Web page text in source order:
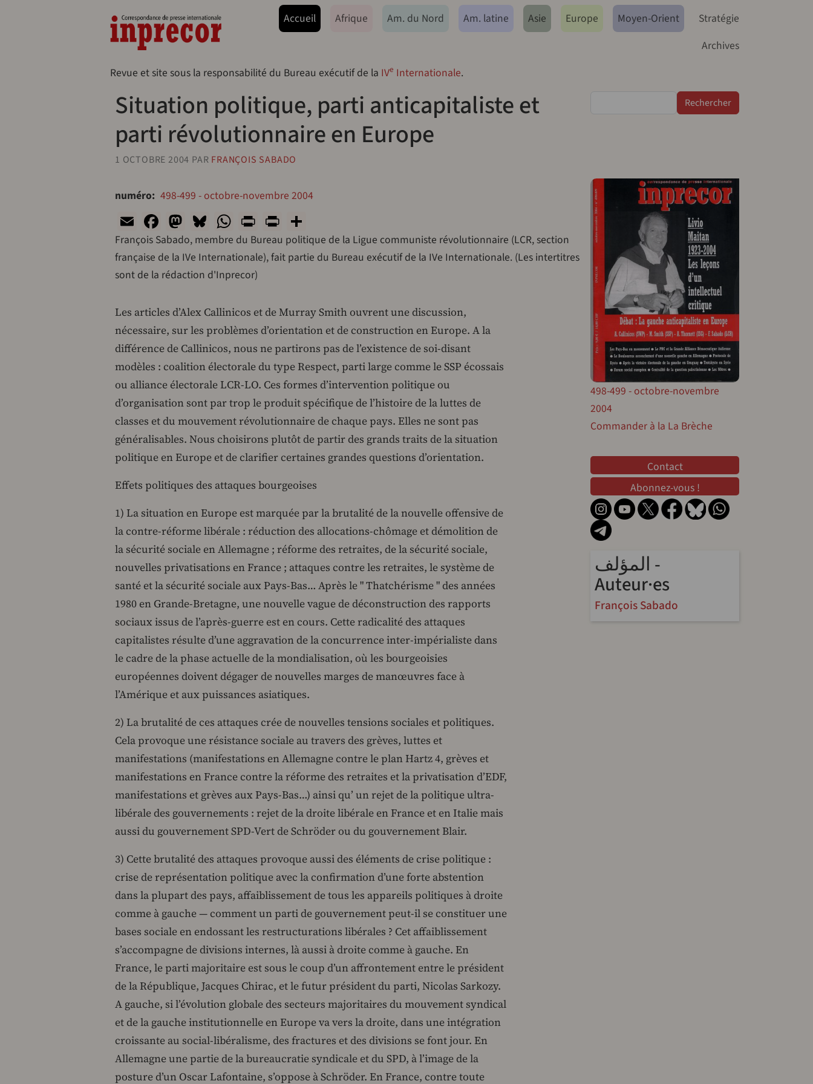
Navegação principal
Accueil Afrique Am. du Nord Am. latine Asie Europe Moyen-Orient
Stratégie
Archives
Revue et site sous la responsabilité du Bureau exécutif de la IVe Internationale.
Situation politique, parti anticapitaliste et
parti révolutionnaire en Europe
1 OCTOBRE 2004 PAR FRANÇOIS SABADO
numéro 498-499 - octobre-novembre 2004
EmailFacebook
Mastodon
Bluesky
WhatsApp
PrintPrintFriendly
François Sabado, membre du Bureau politique de la Ligue communiste révolutionnaire (LCR, section
française de la IVe Internationale), fait partie du Bureau exécutif de la IVe Internationale. (Les intertitres
sont de la rédaction d'Inprecor)
Les articles d’Alex Callinicos et de Murray Smith ouvrent une discussion,
nécessaire, sur les problèmes d’orientation et de construction en Europe. A la
différence de Callinicos, nous ne partirons pas de l’existence de soi-disant
modèles : coalition électorale du type Respect, parti large comme le SSP écossais
ou alliance électorale LCR-LO. Ces formes d’intervention politique ou
d’organisation sont par trop le produit spécifique de l’histoire de la luttes de
classes et du mouvement révolutionnaire de chaque pays. Elles ne sont pas
généralisables. Nous choisirons plutôt de partir des grands traits de la situation
politique en Europe et de clarifier certaines grandes questions d’orientation.
Effets politiques des attaques bourgeoises
1) La situation en Europe est marquée par la brutalité de la nouvelle offensive de
la contre-réforme libérale : réduction des allocations-chômage et démolition de
la sécurité sociale en Allemagne ; réforme des retraites, de la sécurité sociale,
nouvelles privatisations en France ; attaques contre les retraites, le système de
santé et la sécurité sociale aux Pays-Bas… Après le " Thatchérisme " des années
1980 en Grande-Bretagne, une nouvelle vague de déconstruction des rapports
sociaux issus de l’après-guerre est en cours. Cette radicalité des attaques
capitalistes résulte d’une aggravation de la concurrence inter-impérialiste dans
le cadre de la phase actuelle de la mondialisation, où les bourgeoisies
européennes doivent dégager de nouvelles marges de manœuvres face à
l’Amérique et aux puissances asiatiques.
2) La brutalité de ces attaques crée de nouvelles tensions sociales et politiques.
Cela provoque une résistance sociale au travers des grèves, luttes et
manifestations (manifestations en Allemagne contre le plan Hartz 4, grèves et
manifestations en France contre la réforme des retraites et la privatisation d’EDF,
manifestations et grèves aux Pays-Bas…) ainsi qu’ un rejet de la politique ultra-
libérale des gouvernements : rejet de la droite libérale en France et en Italie mais
aussi du gouvernement SPD-Vert de Schröder ou du gouvernement Blair.
3) Cette brutalité des attaques provoque aussi des éléments de crise politique :
crise de représentation politique avec la confirmation d’une forte abstention
dans la plupart des pays, affaiblissement de tous les appareils politiques à droite
comme à gauche — comment un parti de gouvernement peut-il se constituer une
bases sociale en endossant les restructurations libérales ? Cet affaiblissement
s’accompagne de divisions internes, là aussi à droite comme à gauche. En
France, le parti majoritaire est sous le coup d’un affrontement entre le président
de la République, Jacques Chirac, et le futur président du parti, Nicolas Sarkozy.
A gauche, si l’évolution globale des secteurs majoritaires du mouvement syndical
et de la gauche institutionnelle en Europe va vers la droite, dans une intégration
croissante au social-libéralisme, des fractures et des divisions se font jour. En
Allemagne une partie de la bureaucratie syndicale et du SPD, à l’image de la
posture d’un Oscar Lafontaine, s’oppose à Schröder. En France, contre toute
498-499 - octobre-novembre
2004
Commander à la La Brèche
Contact
Abonnez-vous !
المؤلف -
Auteur·es
François Sabado